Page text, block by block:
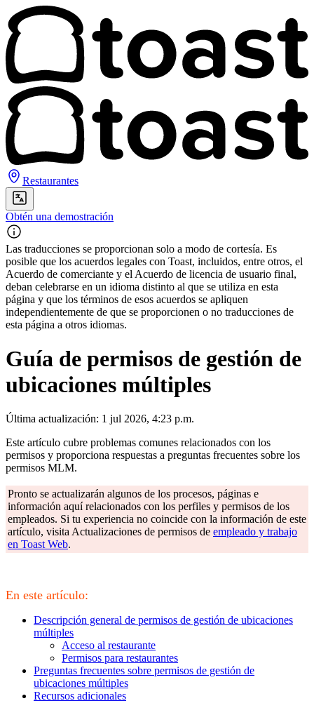
Restaurantes
Obtén una demostración
Las traducciones se proporcionan solo a modo de cortesía. Es
posible que los acuerdos legales con Toast, incluidos, entre otros, el
Acuerdo de comerciante y el Acuerdo de licencia de usuario final,
deban celebrarse en un idioma distinto al que se utiliza en esta
página y que los términos de esos acuerdos se apliquen
independientemente de que se proporcionen o no traducciones de
esta página a otros idiomas.
Guía de permisos de gestión de
ubicaciones múltiples
Última actualización: 1 jul 2026, 4:23 p.m.
Este artículo cubre problemas comunes relacionados con los
permisos y proporciona respuestas a preguntas frecuentes sobre los
permisos MLM.
Pronto se actualizarán algunos de los procesos, páginas e
información aquí relacionados con los perfiles y permisos de los
empleados. Si tu experiencia no coincide con la información de este
artículo, visita Actualizaciones de permisos de empleado y trabajo
en Toast Web.
En este artículo:
Descripción general de permisos de gestión de ubicaciones
múltiples
Acceso al restaurante
Permisos para restaurantes
Preguntas frecuentes sobre permisos de gestión de
ubicaciones múltiples
Recursos adicionales